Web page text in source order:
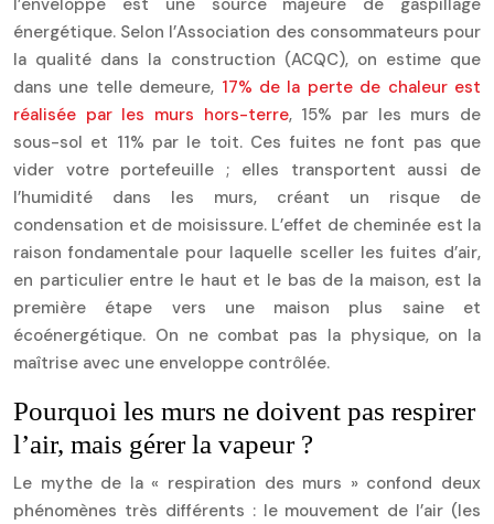
l’enveloppe est une source majeure de gaspillage
énergétique. Selon l’Association des consommateurs pour
la qualité dans la construction (ACQC), on estime que
dans une telle demeure, 17% de la perte de chaleur est
réalisée par les murs hors-terre, 15% par les murs de
sous-sol et 11% par le toit. Ces fuites ne font pas que
vider votre portefeuille ; elles transportent aussi de
l’humidité dans les murs, créant un risque de
condensation et de moisissure. L’effet de cheminée est la
raison fondamentale pour laquelle sceller les fuites d’air,
en particulier entre le haut et le bas de la maison, est la
première étape vers une maison plus saine et
écoénergétique. On ne combat pas la physique, on la
maîtrise avec une enveloppe contrôlée.
Pourquoi les murs ne doivent pas respirer
l’air, mais gérer la vapeur ?
Le mythe de la « respiration des murs » confond deux
phénomènes très différents : le mouvement de l’air (les